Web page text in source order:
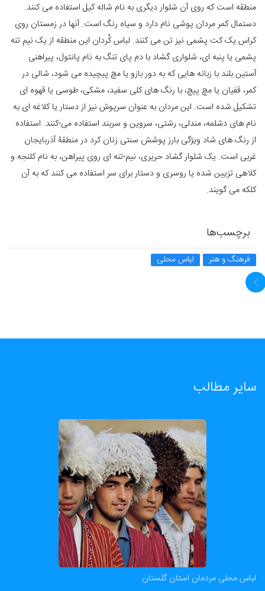
منطقه است که روی آن شلوار دیگری به نام شاله کیل استفاده می کنند.
دستمال کمر مردان پوشی نام دارد و سیاه رنگ است. آنها در زمستان روی
کراس یک کت پشمی نیز تن می کنند. لباس کُردان این منطقه از یک نیم تنه
پشمی یا پنبه ای، شلواری گشاد با دم پای تنگ به نام پانتول، پیراهنی
آستین بلند با زبانه هایی که به دور بازو یا مچ پیچیده می شود، شالی در
کمر، قفیان یا مچ پیچ، با رنگ های کلی سفید، مشکی، طوسی یا قهوه ای
تشکیل شده است. این مردان به عنوان سرپوش نیز از دستار یا کلاغه ای به
نام های دشلمه، مندلی، رشتی، سروین و سربند استفاده می-کنند. استفاده
از رنگ های شاد ویژگی بارز پوشش سنتی زنان کرد در منطقۀ آذربایجان
غربی است. یک شلوار گشاد حریری، نیم-تنه ای روی پیراهن، به نام کلنجه و
کلاهی تزیین شده یا روسری و دستار برای سر استفاده می کنند که به آن
کلکه می گویند.
برچسب‌ها
فرهنگ و هنر لباس محلی
سایر مطالب
لباس محلی مردمان استان گلستان